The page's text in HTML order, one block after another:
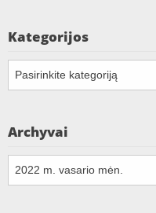
Kategorijos
Kategorijos
Archyvai
Archyvai